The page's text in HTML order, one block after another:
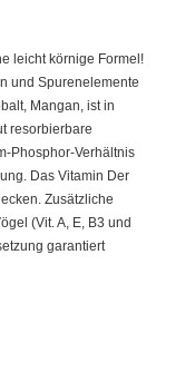
leicht körnige Formel!
und Spurenelemente
Mangan, ist in
resorbierbare
Phosphor-Verhältnis
Das Vitamin Der
Zusätzliche
(Vit. A, E, B3 und
garantiert